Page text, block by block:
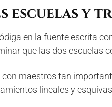
escuelas y
en la fuente escrita
que las dos escuelas
maestros tan
lineales y